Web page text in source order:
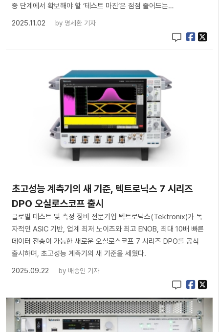
증 단계에서 확보해야 할 ‘테스트 마진’은 점점 줄어드는…
2025.11.02
by 명세환 기자
초고성능 계측기의 새 기준, 텍트로닉스 7 시리즈
DPO 오실로스코프 출시
글로벌 테스트 및 측정 장비 전문기업 텍트로닉스(Tektronix)가 독
자적인 ASIC 기반, 업계 최저 노이즈와 최고 ENOB, 최대 10배 빠른
데이터 전송이 가능한 새로운 오실로스코프 7 시리즈 DPO를 공식
출시하며, 초고성능 계측기의 새 기준을 세웠다.
2025.09.22
by 배종인 기자